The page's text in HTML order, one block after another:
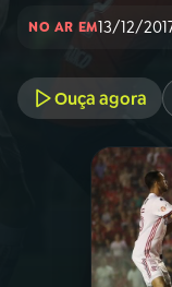
01INÍCIO
02A RÁDIO
NO AR EM13/12/
Ouça agora